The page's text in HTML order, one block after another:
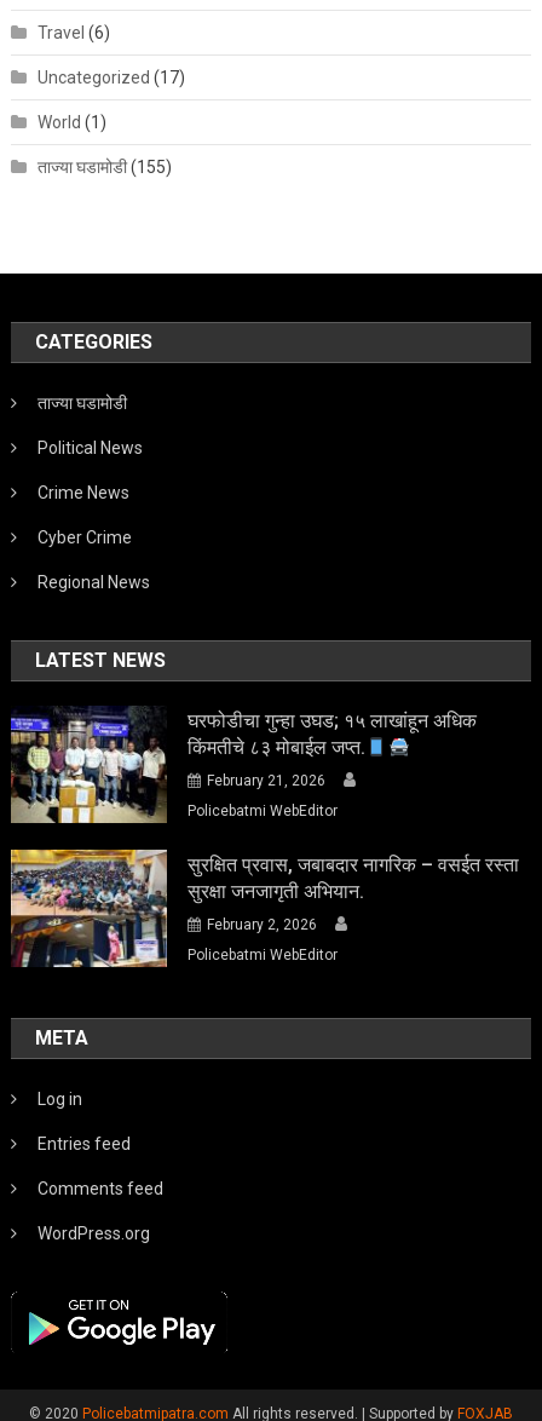
Travel (6)
Uncategorized (17)
World (1)
ताज्या घडामोडी(155)
CATEGORIES
ताज्या घडामोडी
Political News
Crime News
Cyber Crime
Regional News
LATEST NEWS
घरफोडीचा गुन्हा उघड; १५ लाखांहून अधिक
किंमतीचे ८३ मोबाईल जप्त.
February 21, 2026
Policebatmi WebEditor
सुरक्षित प्रवास, जबाबदार नागरिक – वसईत रस्ता
सुरक्षा जनजागृती अभियान.
February 2, 2026
Policebatmi WebEditor
META
Log in
Entries feed
Comments feed
WordPress.org
© 2020 Policebatmipatra.com All rights reserved. Supported by FOXJAB